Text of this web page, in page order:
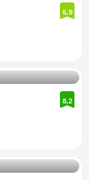
5,9
8,2